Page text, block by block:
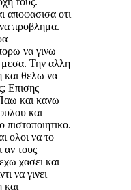
αποφασισα οτι
προβλημα.
να γινω
μεσα. Την αλλη
θελω να
Επισης
και κανω
και
πιστοποιητικο.
ολοι να το
αν τους
χασει και
να γινει
και